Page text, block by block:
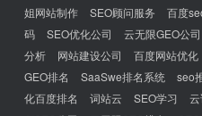
姐网站制作
SEO顾问服务 百度
码
SEO优化公司 云无限GEO公司
分析
网站建设公司 百度网站优化
GEO排名
SaaSwe排名系统 seo
化百度排名
词站云 SEO学习